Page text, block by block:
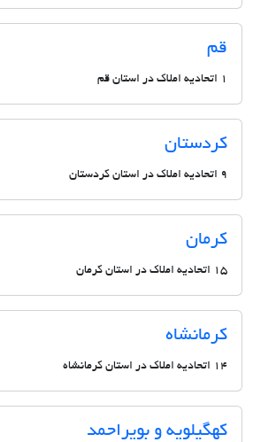
قم
1 اتحادیه املاک در استان قم
کردستان
9 اتحادیه املاک در استان کردستان
کرمان
15 اتحادیه املاک در استان کرمان
کرمانشاه
14 اتحادیه املاک در استان کرمانشاه
کهگیلویه و بویراحمد